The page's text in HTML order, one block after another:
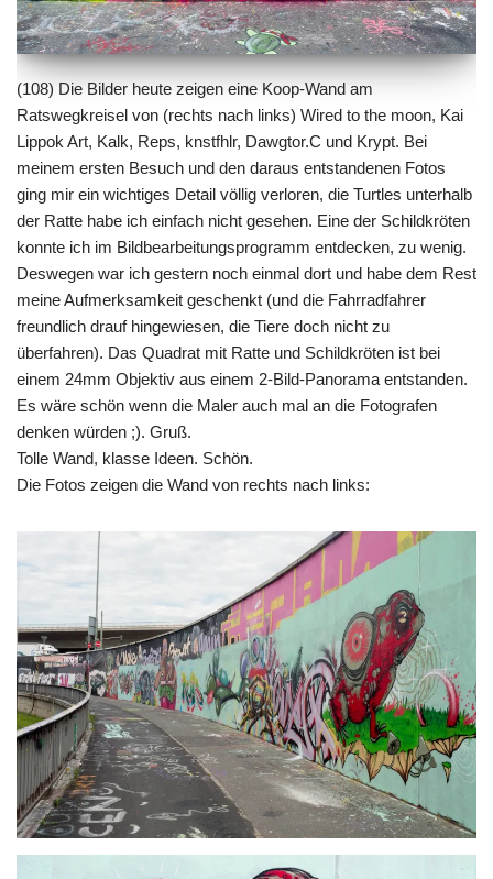
(108) Die Bilder heute zeigen eine Koop-Wand am
Ratswegkreisel von (rechts nach links) Wired to the moon, Kai
Lippok Art, Kalk, Reps, knstfhlr, Dawgtor.C und Krypt. Bei
meinem ersten Besuch und den daraus entstandenen Fotos
ging mir ein wichtiges Detail völlig verloren, die Turtles unterhalb
der Ratte habe ich einfach nicht gesehen. Eine der Schildkröten
konnte ich im Bildbearbeitungsprogramm entdecken, zu wenig.
Deswegen war ich gestern noch einmal dort und habe dem Rest
meine Aufmerksamkeit geschenkt (und die Fahrradfahrer
freundlich drauf hingewiesen, die Tiere doch nicht zu
überfahren). Das Quadrat mit Ratte und Schildkröten ist bei
einem 24mm Objektiv aus einem 2-Bild-Panorama entstanden.
Es wäre schön wenn die Maler auch mal an die Fotografen
denken würden ;). Gruß.
Tolle Wand, klasse Ideen. Schön.
Die Fotos zeigen die Wand von rechts nach links: